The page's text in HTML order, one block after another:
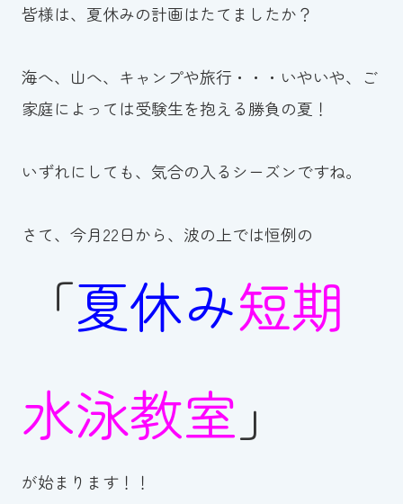
スイミングスクールの
皆様は、夏休みの計画はたてましたか？
海へ、山へ、キャンプや旅行・・・いやいや、ご
家庭によっては受験生を抱える勝負の夏！
いずれにしても、気合の入るシーズンですね。
さて、今月22日から、波の上では恒例の
「夏休み短期
水泳教室 」
が始まります！！